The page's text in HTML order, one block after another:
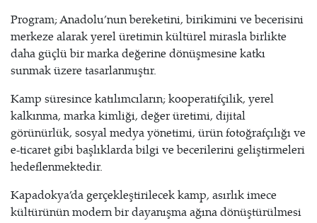
Program; Anadolu’nun bereketini, birikimini ve becerisini
merkeze alarak yerel üretimin kültürel mirasla birlikte
daha güçlü bir marka değerine dönüşmesine katkı
sunmak üzere tasarlanmıştır.
Kamp süresince katılımcıların; kooperatifçilik, yerel
kalkınma, marka kimliği, değer üretimi, dijital
görünürlük, sosyal medya yönetimi, ürün fotoğrafçılığı ve
e-ticaret gibi başlıklarda bilgi ve becerilerini geliştirmeleri
hedeflenmektedir.
Kapadokya’da gerçekleştirilecek kamp, asırlık imece
kültürünün modern bir dayanışma ağına dönüştürülmesi